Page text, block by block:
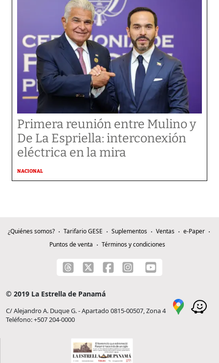
Primera reunión entre Mulino y
De La Espriella: interconexión
eléctrica en la mira
NACIONAL
¿Quiénes somos? Tarifario GESE Suplementos Ventas
e-Paper
Puntos de venta
Términos y condiciones
© 2019 La Estrella de Panamá
C/ Alejandro A. Duque G. - Apartado 0815-00507, Zona 4
Teléfono: +507 204-0000